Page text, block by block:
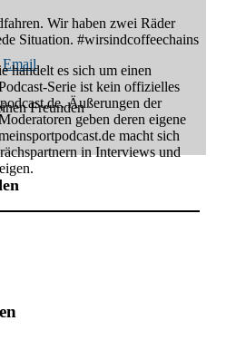
Email
Freunden
Wir haben zwei Räder
Situation. #wirsindcoffeechains
handelt es sich um einen
Serie ist kein offizielles
Äußerungen der
geben deren eigene
macht sich
in Interviews und